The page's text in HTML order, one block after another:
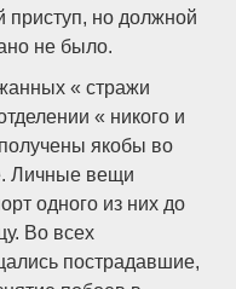
приступ, но должной
не было.
« стражи
« никого и
якобы во
Личные вещи
одного из них до
Во всех
пострадавшие,